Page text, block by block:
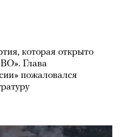
которая открыто
Глава
пожаловался